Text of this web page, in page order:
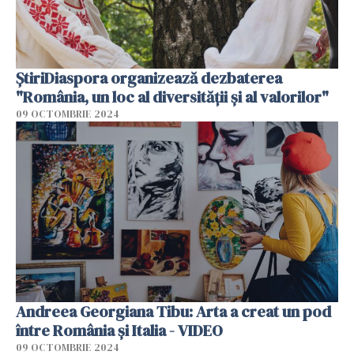
ȘtiriDiaspora organizează dezbaterea
"România, un loc al diversității și al valorilor"
09 OCTOMBRIE 2024
Andreea Georgiana Tibu: Arta a creat un pod
între România și Italia - VIDEO
09 OCTOMBRIE 2024